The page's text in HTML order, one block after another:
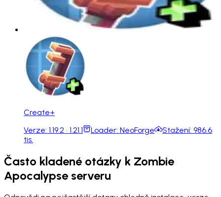
Create+
Verze: 1.19.2 · 1.21.1 Loader: NeoForge Stažení: 986.6
tis.
Často kladené otázky k Zombie
Apocalypse serveru